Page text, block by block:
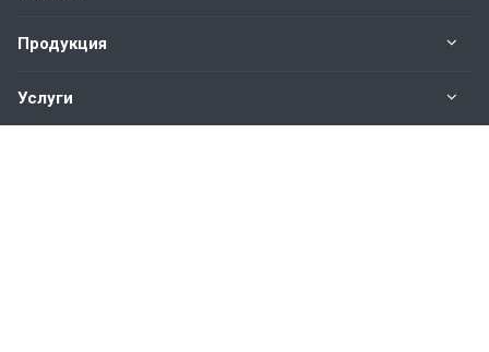
Продукция
Услуги